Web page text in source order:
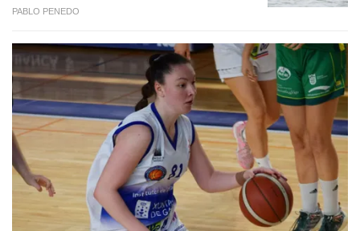
PABLO PENEDO